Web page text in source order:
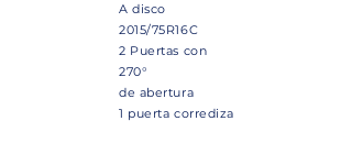
A disco
2015/75R16C
2 Puertas con
270°
de abertura
1 puerta corrediza